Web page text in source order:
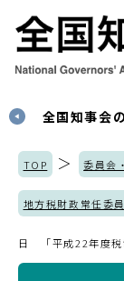
全国知事会
TOP ＞ 委員会
地方税財政常任委
日 「平成22年度税